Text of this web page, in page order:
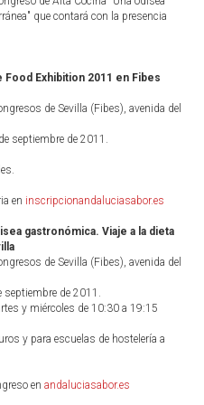
que contará con la presencia
Exhibition 2011 en Fibes
de Sevilla (Fibes), avenida del
septiembre de 2011.
en inscripcionandaluciasabor.es
gastronómica. Viaje a la dieta
de Sevilla (Fibes), avenida del
septiembre de 2011.
y miércoles de 10:30 a 19:15
y para escuelas de hostelería a
en andaluciasabor.es